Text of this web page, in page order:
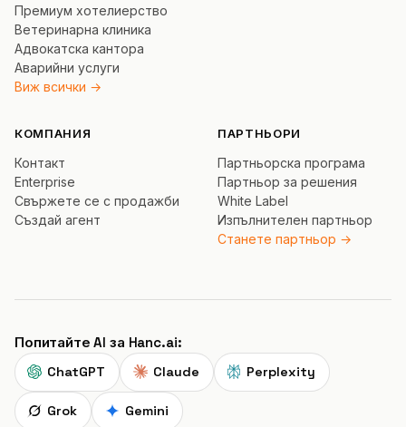
Премиум хотелиерство
Ветеринарна клиника
Адвокатска кантора
Аварийни услуги
Виж всички →
КОМПАНИЯ
Контакт
Enterprise
Свържете се с продажби
Създай агент
ПАРТНЬОРИ
Партньорска програма
Партньор за решения
White Label
Изпълнителен партньор
Станете партньор →
Попитайте AI за Hanc.ai:
ChatGPT Claude Perplexity
Grok Gemini